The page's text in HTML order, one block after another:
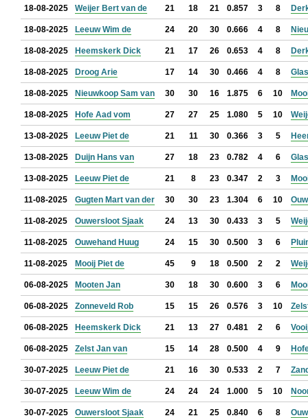
18-08-2025 Weijer Bert van de 21 18 21 0.857 3 8
18-08-2025 Leeuw Wim de 24 20 30 0.666 4 8
18-08-2025 Heemskerk Dick 21 17 26 0.653 4 8
18-08-2025 Droog Arie 17 14 30 0.466 4 8
18-08-2025 Nieuwkoop Sam van 30 30 16 1.875 6 10
18-08-2025 Hofe Aad vom 27 27 25 1.080 5 10
13-08-2025 Leeuw Piet de 21 11 30 0.366 3 5
13-08-2025 Duijn Hans van 27 18 23 0.782 4 6
13-08-2025 Leeuw Piet de 21 8 23 0.347 2 3
11-08-2025 Gugten Mart van der 30 30 23 1.304 6 10
11-08-2025 Ouwersloot Sjaak 24 13 30 0.433 3 5
11-08-2025 Ouwehand Huug 24 15 30 0.500 3 6
11-08-2025 Mooij Piet de 45 9 18 0.500 2 2
06-08-2025 Mooten Jan 30 18 30 0.600 3 6
06-08-2025 Zonneveld Rob 15 15 26 0.576 3 10
06-08-2025 Heemskerk Dick 21 13 27 0.481 2 6
06-08-2025 Zelst Jan van 15 14 28 0.500 4 9
30-07-2025 Leeuw Piet de 21 16 30 0.533 2 7
30-07-2025 Leeuw Wim de 24 24 24 1.000 5 10
30-07-2025 Ouwersloot Sjaak 24 21 25 0.840 6 8